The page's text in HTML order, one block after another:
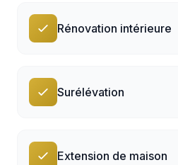
Rénovation intérieure
Surélévation
Extension de maison